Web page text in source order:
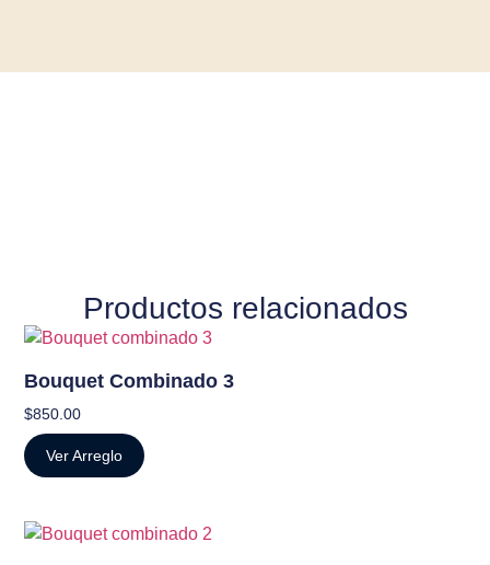
Productos relacionados
Bouquet Combinado 3
$850.00
Ver Arreglo